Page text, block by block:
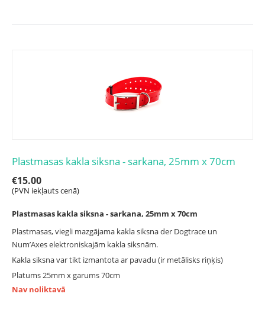
Plastmasas kakla siksna - sarkana, 25mm x 70cm
€15.00
(PVN iekļauts cenā)
Plastmasas kakla siksna - sarkana, 25mm x 70cm
Plastmasas, viegli mazgājama kakla siksna der Dogtrace un
Num’Axes elektroniskajām kakla siksnām.
Kakla siksna var tikt izmantota ar pavadu (ir metālisks riņķis)
Platums 25mm x garums 70cm
Nav noliktavā